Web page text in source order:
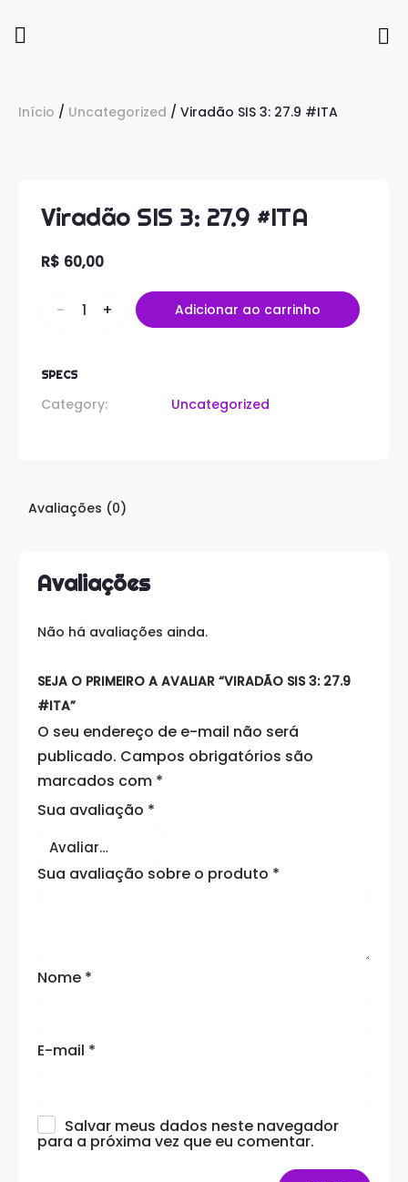
Início / Uncategorized / Viradão SIS 3: 27.9 #ITA
Viradão SIS 3: 27.9 #ITA
R$ 60,00
- + Adicionar ao carrinho
SPECS
Category: Uncategorized
Avaliações (0)
Avaliações
Não há avaliações ainda.
SEJA O PRIMEIRO A AVALIAR “VIRADÃO SIS 3: 27.9
#ITA”
O seu endereço de e-mail não será
publicado. Campos obrigatórios são
marcados com *
Sua avaliação *
Sua avaliação sobre o produto *
Nome *
E-mail *
Salvar meus dados neste navegador
para a próxima vez que eu comentar.